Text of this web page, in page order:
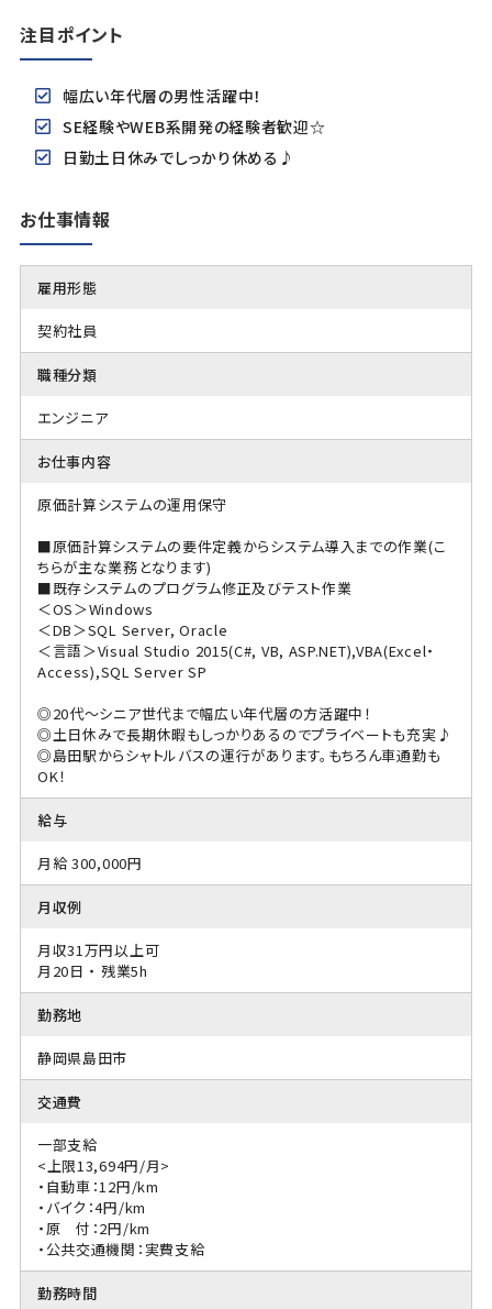
注目ポイント
幅広い年代層の男性活躍中！
SE経験やWEB系開発の経験者歓迎☆
日勤土日休みでしっかり休める♪
お仕事情報
雇用形態
契約社員
職種分類
エンジニア
お仕事内容
原価計算システムの運用保守
■原価計算システムの要件定義からシステム導入までの作業(こ
ちらが主な業務となります)
■既存システムのプログラム修正及びテスト作業
＜OS＞Windows
＜DB＞SQL Server, Oracle
＜言語＞Visual Studio 2015(C#, VB, ASP.NET),VBA(Excel・
Access),SQL Server SP
◎20代～シニア世代まで幅広い年代層の方活躍中！
◎土日休みで長期休暇もしっかりあるのでプライベートも充実♪
◎島田駅からシャトルバスの運行があります。もちろん車通勤も
OK！
給与
月給 300,000円
月収例
月収31万円以上可
月20日 ・ 残業5h
勤務地
静岡県島田市
交通費
一部支給
<上限13,694円/月>
・自動車：12円/km
・バイク：4円/km
・原 付：2円/km
・公共交通機関：実費支給
勤務時間